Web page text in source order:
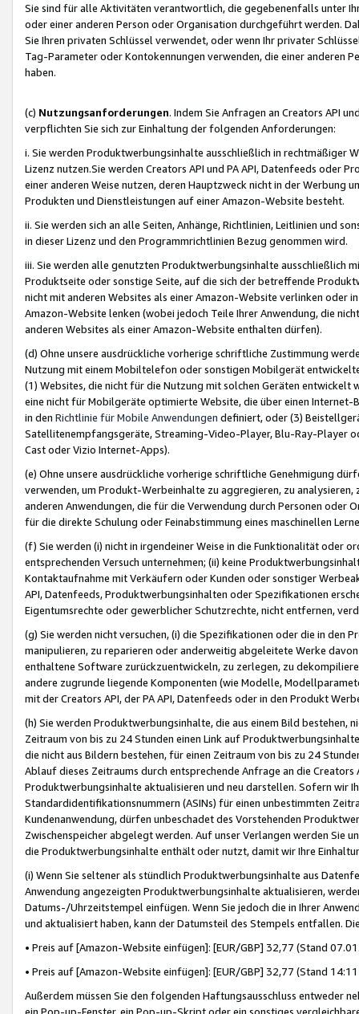
Sie sind für alle Aktivitäten verantwortlich, die gegebenenfalls unter
oder einer anderen Person oder Organisation durchgeführt werden.
Sie Ihren privaten Schlüssel verwendet, oder wenn Ihr privater
Tag-Parameter oder Kontokennungen verwenden, die einer anderen
haben.
(c) Nutzungsanforderungen. Indem Sie Anfragen an Creators API
verpflichten Sie sich zur Einhaltung der folgenden Anforderungen:
i. Sie werden Produktwerbungsinhalte ausschließlich in rechtmäßiger
Lizenz nutzen.Sie werden Creators API und PA API, Datenfeeds oder
einer anderen Weise nutzen, deren Hauptzweck nicht in der Werbung
Produkten und Dienstleistungen auf einer Amazon-Website besteht.
ii. Sie werden sich an alle Seiten, Anhänge, Richtlinien, Leitlinien und
in dieser Lizenz und den Programmrichtlinien Bezug genommen wird.
iii. Sie werden alle genutzten Produktwerbungsinhalte ausschließlich
Produktseite oder sonstige Seite, auf die sich der betreffende
nicht mit anderen Websites als einer Amazon-Website verlinken oder
Amazon-Website lenken (wobei jedoch Teile Ihrer Anwendung, die
anderen Websites als einer Amazon-Website enthalten dürfen).
(d) Ohne unsere ausdrückliche vorherige schriftliche Zustimmung
Nutzung mit einem Mobiltelefon oder sonstigen Mobilgerät
(1) Websites, die nicht für die Nutzung mit solchen Geräten
eine nicht für Mobilgeräte optimierte Website, die über einen
in den Richtlinie für Mobile Anwendungen definiert, oder (3)
Satellitenempfangsgeräte, Streaming-Video-Player, Blu-Ray-Player
Cast oder Vizio Internet-Apps).
(e) Ohne unsere ausdrückliche vorherige schriftliche Genehmigung
verwenden, um Produkt-Werbeinhalte zu aggregieren, zu
anderen Anwendungen, die für die Verwendung durch Personen
für die direkte Schulung oder Feinabstimmung eines maschinellen
(f) Sie werden (i) nicht in irgendeiner Weise in die Funktionalität oder
entsprechenden Versuch unternehmen; (ii) keine
Kontaktaufnahme mit Verkäufern oder Kunden oder sonstiger
API, Datenfeeds, Produktwerbungsinhalten oder Spezifikationen
Eigentumsrechte oder gewerblicher Schutzrechte, nicht entfernen,
(g) Sie werden nicht versuchen, (i) die Spezifikationen oder die in
manipulieren, zu reparieren oder anderweitig abgeleitete Werke
enthaltene Software zurückzuentwickeln, zu zerlegen, zu
andere zugrunde liegende Komponenten (wie Modelle,
mit der Creators API, der PA API, Datenfeeds oder in den Produkt
(h) Sie werden Produktwerbungsinhalte, die aus einem Bild bestehen,
Zeitraum von bis zu 24 Stunden einen Link auf
die nicht aus Bildern bestehen, für einen Zeitraum von bis zu 24
Ablauf dieses Zeitraums durch entsprechende Anfrage an die
Produktwerbungsinhalte aktualisieren und neu darstellen. Sofern wir
Standardidentifikationsnummern (ASINs) für einen unbestimmten
Kundenanwendung, dürfen unbeschadet des Vorstehenden
Zwischenspeicher abgelegt werden. Auf unser Verlangen werden Sie
die Produktwerbungsinhalte enthält oder nutzt, damit wir Ihre
(i) Wenn Sie seltener als stündlich Produktwerbungsinhalte aus
Anwendung angezeigten Produktwerbungsinhalte aktualisieren,
Datums-/Uhrzeitstempel einfügen. Wenn Sie jedoch die in Ihrer
und aktualisiert haben, kann der Datumsteil des Stempels entfallen.
• Preis auf [Amazon-Website einfügen]: [EUR/GBP] 32,77 (Stand
• Preis auf [Amazon-Website einfügen]: [EUR/GBP] 32,77 (Stand
Außerdem müssen Sie den folgenden Haftungsausschluss entweder
ein Pop-up-Fenster, ein Pop-up-Skript oder ein sonstiges